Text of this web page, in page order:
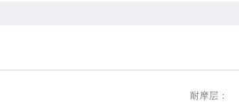
耐摩层：